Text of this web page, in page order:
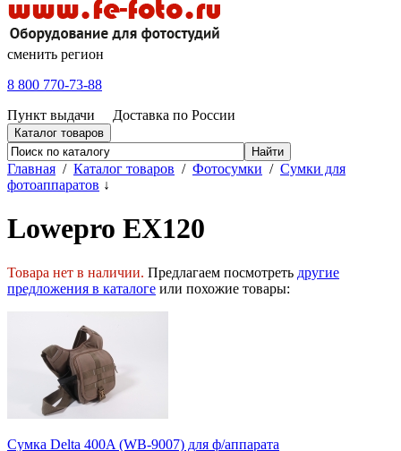
сменить регион
8 800 770-73-88
Пункт выдачи
Доставка по России
Каталог товаров
Главная / Каталог товаров / Фотосумки / Сумки для
фотоаппаратов ↓
Lowepro EX120
Товара нет в наличии. Предлагаем посмотреть другие
предложения в каталоге или похожие товары:
Сумка Delta 400A (WB-9007) для ф/аппарата